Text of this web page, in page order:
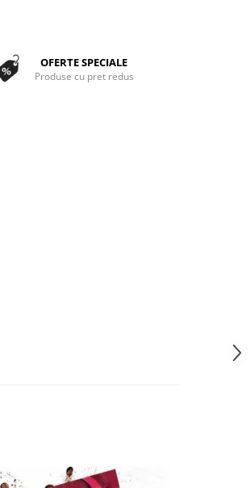
OFERTE SPECIALE
Produse cu pret redus